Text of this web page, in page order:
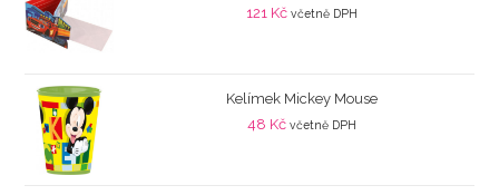
121 Kč včetně DPH
Kelímek Mickey Mouse
48 Kč včetně DPH